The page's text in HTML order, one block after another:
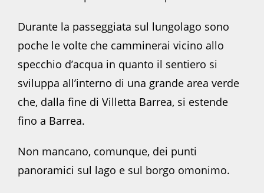
Durante la passeggiata sul lungolago sono
poche le volte che camminerai vicino allo
specchio d’acqua in quanto il sentiero si
sviluppa all’interno di una grande area verde
che, dalla fine di Villetta Barrea, si estende
fino a Barrea.
Non mancano, comunque, dei punti
panoramici sul lago e sul borgo omonimo.